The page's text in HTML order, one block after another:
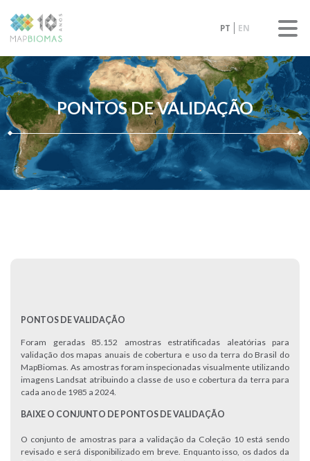
PT EN
PONTOS DE VALIDAÇÃO
PONTOS DE VALIDAÇÃO
Foram geradas 85.152 amostras estratificadas aleatórias para
validação dos mapas anuais de cobertura e uso da terra do Brasil do
MapBiomas. As amostras foram inspecionadas visualmente utilizando
imagens Landsat atribuindo a classe de uso e cobertura da terra para
cada ano de 1985 a 2024.
BAIXE O CONJUNTO DE PONTOS DE VALIDAÇÃO
O conjunto de amostras para a validação da Coleção 10 está sendo
revisado e será disponibilizado em breve. Enquanto isso, os dados da